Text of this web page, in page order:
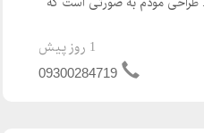
1 روز پیش
09300284719